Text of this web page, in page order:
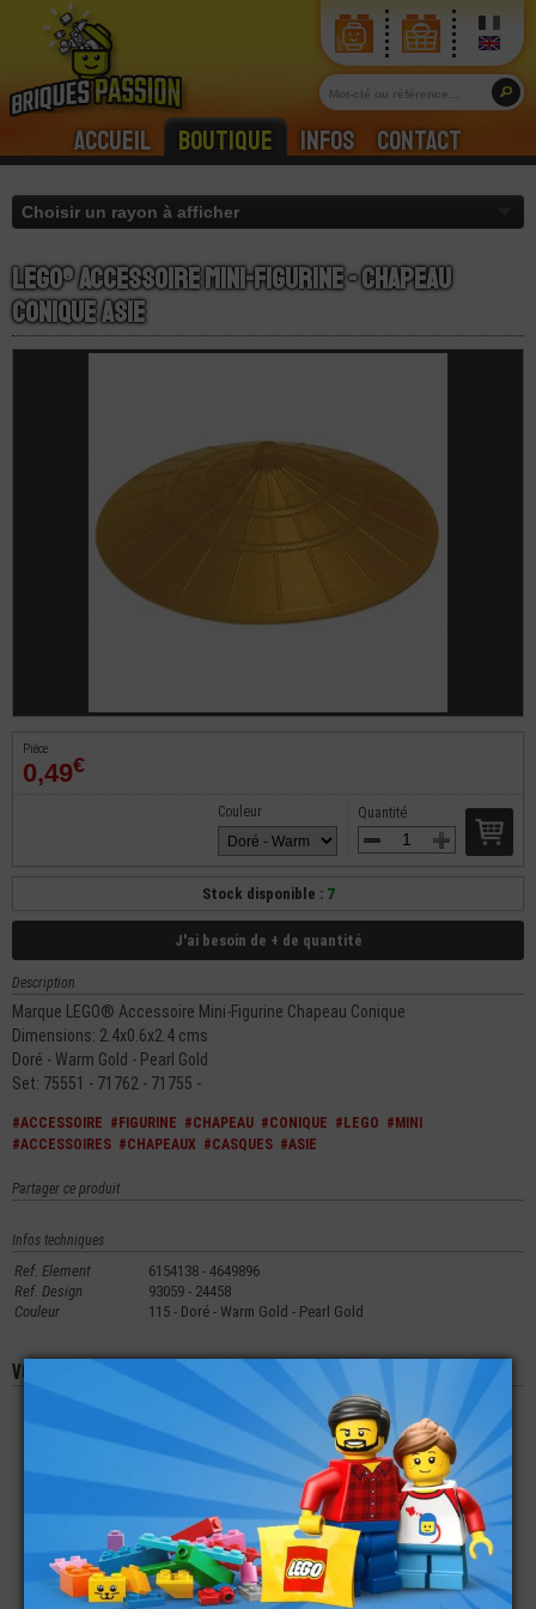
Accueil Boutique Infos Contact
LEGO® Accessoire Mini-Figurine - Chapeau
Conique Asie
Pièce
0,49€
Quantité
Couleur
Stock disponible : 7
J'ai besoin de + de quantité
Description
Marque LEGO® Accessoire Mini-Figurine Chapeau Conique
Dimensions: 2.4x0.6x2.4 cms
Doré - Warm Gold - Pearl Gold
Set: 75551 - 71762 - 71755 -
#ACCESSOIRE #FIGURINE #CHAPEAU #CONIQUE #LEGO #MINI
#ACCESSOIRES #CHAPEAUX #CASQUES #ASIE
Partager ce produit
Infos techniques
Ref. Element
6154138 - 4649896
Ref. Design
93059 - 24458
Couleur
115 - Doré - Warm Gold - Pearl Gold
Vous aimerez aussi les produits suivants
FIGURINE LE
SEIGNEUR DES
ANNEAUX STATUE
10,00€
LEGO® MINI-
FIGURINE TORSE
CHEVALIER - BLASON
(4C)
4,99€
LEGO® ACCESSOIRE
MINI-FIGURINE
TORSE DE PIRATE
(4F)
5,99€